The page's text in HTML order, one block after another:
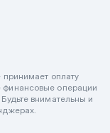
принимает оплату
операции
внимательны и